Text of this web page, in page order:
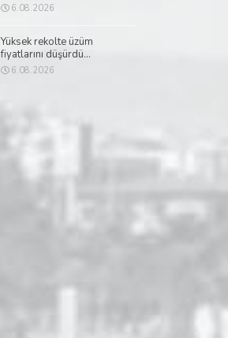
6.08.2026
Yüksek rekolte üzüm
fiyatlarını düşürdü...
6.08.2026